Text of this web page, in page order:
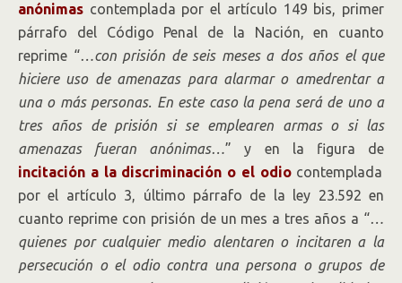
anónimas contemplada por el artículo 149 bis, primer
párrafo del Código Penal de la Nación, en cuanto
reprime “…con prisión de seis meses a dos años el que
hiciere uso de amenazas para alarmar o amedrentar a
una o más personas. En este caso la pena será de uno a
tres años de prisión si se emplearen armas o si las
amenazas fueran anónimas…” y en la figura de
incitación a la discriminación o el odio contemplada
por el artículo 3, último párrafo de la ley 23.592 en
cuanto reprime con prisión de un mes a tres años a “…
quienes por cualquier medio alentaren o incitaren a la
persecución o el odio contra una persona o grupos de